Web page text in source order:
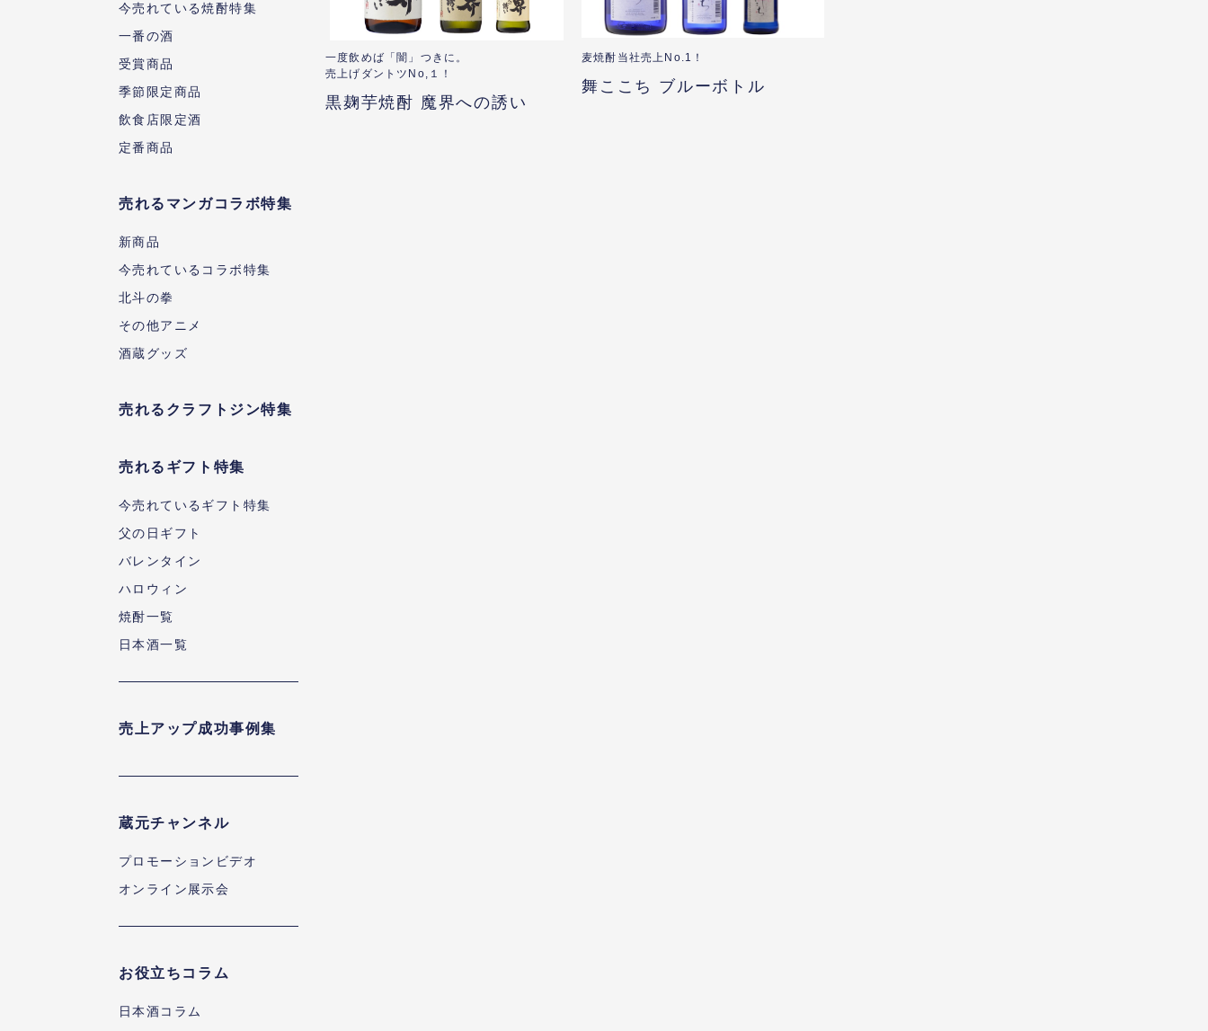
一度飲めば「闇」つきに。
売上げダントツNo,１！
黒麹芋焼酎 魔界への誘い
麦焼酎当社売上No.1！
舞ここち ブルーボトル
今売れている焼酎特集
一番の酒
受賞商品
季節限定商品
飲食店限定酒
定番商品
売れるマンガコラボ特集
新商品
今売れているコラボ特集
北斗の拳
その他アニメ
酒蔵グッズ
売れるクラフトジン特集
売れるギフト特集
今売れているギフト特集
父の日ギフト
バレンタイン
ハロウィン
焼酎一覧
日本酒一覧
売上アップ成功事例集
蔵元チャンネル
プロモーションビデオ
オンライン展示会
お役立ちコラム
日本酒コラム